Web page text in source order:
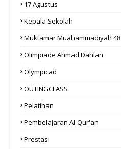
17 Agustus
Kepala Sekolah
Muktamar Muahammadiyah 48
Olimpiade Ahmad Dahlan
Olympicad
OUTINGCLASS
Pelatihan
Pembelajaran Al-Qur'an
Prestasi